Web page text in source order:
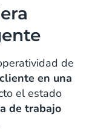
de
en una
el estado
de trabajo